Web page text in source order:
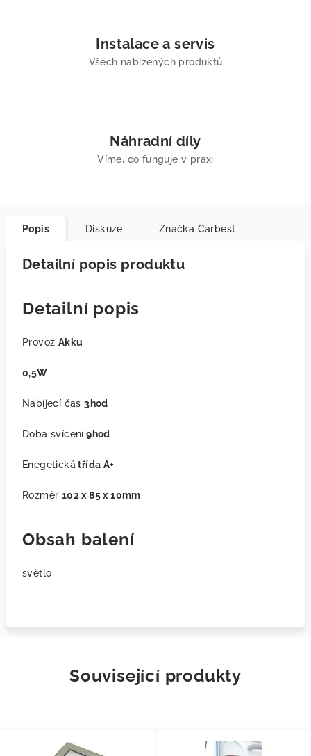
Instalace a servis
Všech nabízených produktů
Náhradní díly
Víme, co funguje v praxi
Popis Diskuze Značka Carbest
Detailní popis produktu
Detailní popis
Provoz Akku
0,5W
Nabíjecí čas3hod
Doba svícení 9hod
Enegetická třída A+
Rozměr 102 x 85 x 10mm
Obsah balení
světlo
Související produkty